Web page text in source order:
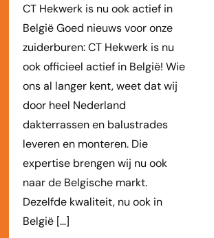
CT Hekwerk is nu ook actief in
België Goed nieuws voor onze
zuiderburen: CT Hekwerk is nu
ook officieel actief in België! Wie
ons al langer kent, weet dat wij
door heel Nederland
dakterrassen en balustrades
leveren en monteren. Die
expertise brengen wij nu ook
naar de Belgische markt.
Dezelfde kwaliteit, nu ook in
België […]